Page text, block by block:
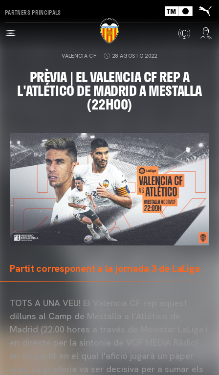
PARTNERS PRINCIPALS
VALENCIA CF 28 AGOSTO 2022
PRÈVIA | EL VALENCIA CF REP A
L'ATLÉTICO DE MADRID A MESTALLA
(22H00)
Partit corresponent a la jornada 3 de LaLiga
TOTS A UNA VEU! El Valencia CF rep aquest
dilluns al Camp de Mestalla a l'Atlético de
Madrid (22.00 hores a través de Movistar LaLiga i
en directe per la sintonia de VCF MEDIA Ràdio)
en un partit en el qual l'afició jugarà un paper
clau. La graderia va ser decisiva per a sumar els